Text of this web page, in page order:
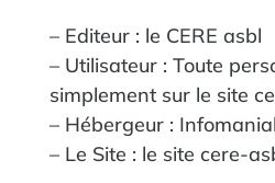
– Editeur : le CERE asbl
– Utilisateur : Toute
simplement sur le site
– Hébergeur :
– Le Site : le site cere-